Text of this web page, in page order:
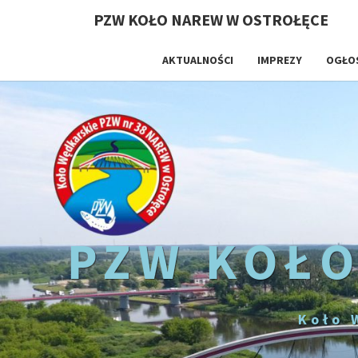
PZW KOŁO NAREW W OSTROŁĘCE
AKTUALNOŚCI IMPREZY
PZW
Koło